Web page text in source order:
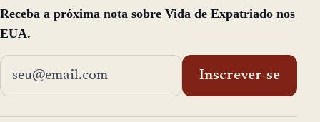
Receba a próxima nota sobre Vida de Expatriado nos
EUA.
Endereço de email
Inscrever-se